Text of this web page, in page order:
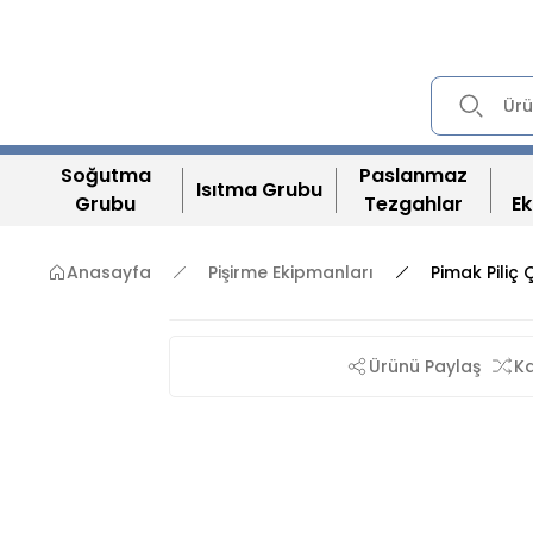
Soğutma
Grubu
Isıtma Grubu
Paslanmaz
Tezgahlar
Anasayfa Pişirme Ekipmanları Pimak Piliç
Ürünü Paylaş